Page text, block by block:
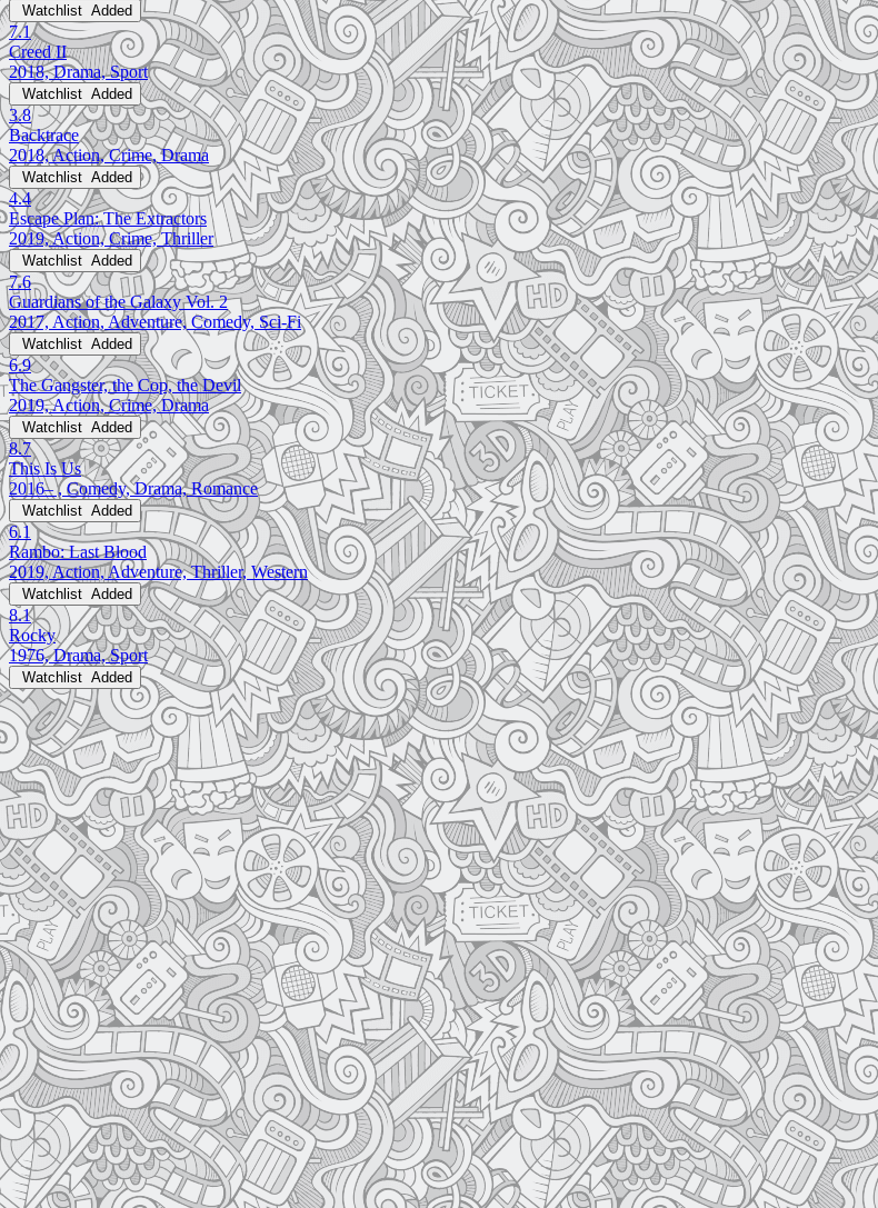
Watchlist Added
7.1
Creed II
2018, Drama, Sport
Watchlist Added
3.8
Backtrace
2018, Action, Crime, Drama
Watchlist Added
4.4
Escape Plan: The Extractors
2019, Action, Crime, Thriller
Watchlist Added
7.6
Guardians of the Galaxy Vol. 2
2017, Action, Adventure, Comedy, Sci-Fi
Watchlist Added
6.9
The Gangster, the Cop, the Devil
2019, Action, Crime, Drama
Watchlist Added
8.7
This Is Us
2016– , Comedy, Drama, Romance
Watchlist Added
6.1
Rambo: Last Blood
2019, Action, Adventure, Thriller, Western
Watchlist Added
8.1
Rocky
1976, Drama, Sport
Watchlist Added